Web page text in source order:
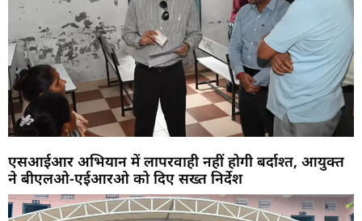
एसआईआर अभियान में लापरवाही नहीं होगी बर्दाश्त, आयुक्त
ने बीएलओ-एईआरओ को दिए सख्त निर्देश